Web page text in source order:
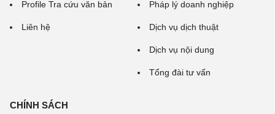
Profile Tra cứu văn bản
Liên hệ
Pháp lý doanh nghiệp
Dịch vụ dịch thuật
Dịch vụ nội dung
Tổng đài tư vấn
CHÍNH SÁCH